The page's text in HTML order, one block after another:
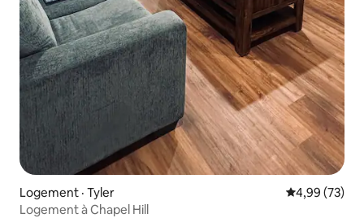
Logement · Tyler Note
4,99 (73)
Logement à Chapel Hill